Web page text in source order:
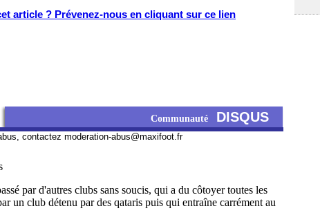
article ? Prévenez-nous en cliquant sur ce lien
Communauté DISQUS
contactez moderation-abus@maxifoot.fr